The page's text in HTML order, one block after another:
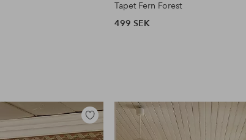
Tapet Fern Forest
499 SEK
Lägg
till